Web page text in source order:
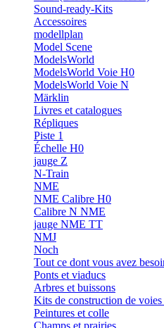
Sound-ready-Kits
Accessoires
modellplan
Model Scene
ModelsWorld
ModelsWorld Voie H0
ModelsWorld Voie N
Märklin
Livres et catalogues
Répliques
Piste 1
Échelle H0
jauge Z
N-Train
NME
NME Calibre H0
Calibre N NME
jauge NME TT
NMJ
Noch
Tout ce dont vous avez
Ponts et viaducs
Arbres et buissons
Kits de construction de
Peintures et colle
Champs et prairies